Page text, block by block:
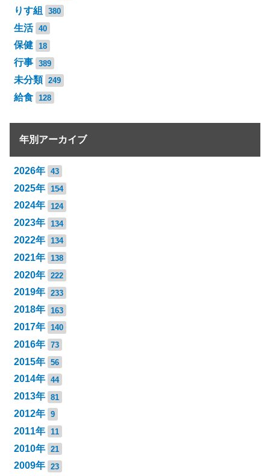
りす組 380
生活 40
保健 18
行事 389
未分類 249
給食 128
年別アーカイブ
2026年 43
2025年 154
2024年 124
2023年 134
2022年 134
2021年 138
2020年 222
2019年 233
2018年 163
2017年 140
2016年 73
2015年 56
2014年 44
2013年 81
2012年 9
2011年 11
2010年 21
2009年 23